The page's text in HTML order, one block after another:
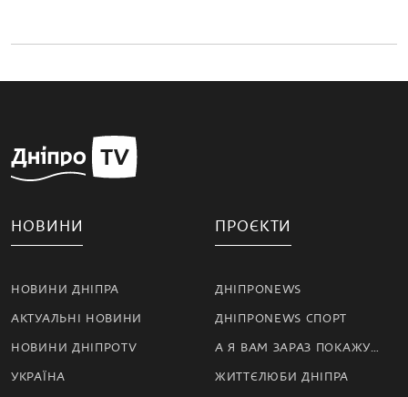
НОВИНИ
НОВИНИ ДНІПРА
АКТУАЛЬНІ НОВИНИ
НОВИНИ ДНІПРОTV
УКРАЇНА
ПРОЄКТИ
ДНІПРОNEWS
ДНІПРОNEWS СПОРТ
А Я ВАМ ЗАРАЗ ПОКАЖУ…
ЖИТТЄЛЮБИ ДНІПРА